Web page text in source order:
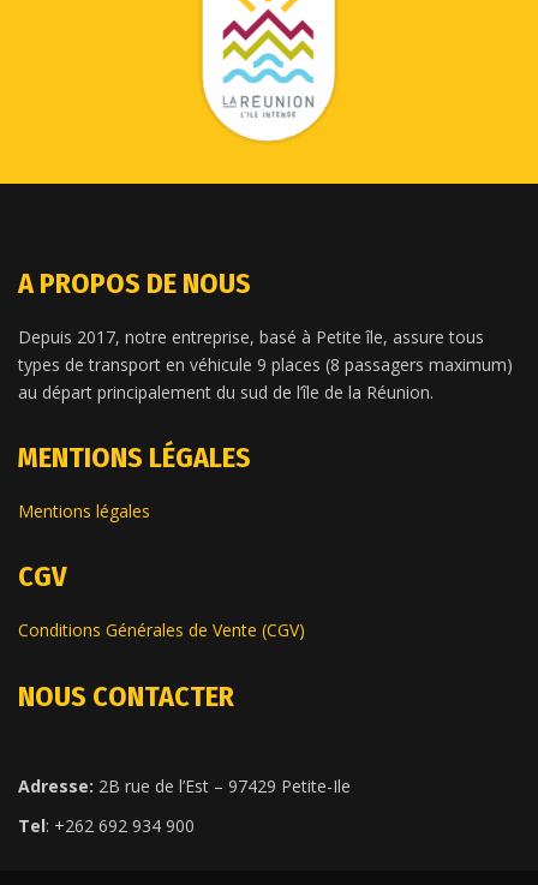
A PROPOS DE NOUS
Depuis 2017, notre entreprise, basé à Petite île, assure tous
types de transport en véhicule 9 places (8 passagers maximum)
au départ principalement du sud de l’île de la Réunion.
MENTIONS LÉGALES
Mentions légales
CGV
Conditions Générales de Vente (CGV)
NOUS CONTACTER
Adresse: 2B rue de l’Est – 97429 Petite-Ile
Tel: +262 692 934 900